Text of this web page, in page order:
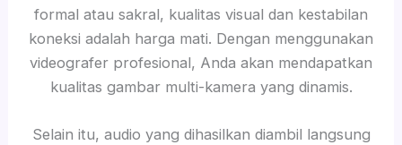
formal atau sakral, kualitas visual dan kestabilan
koneksi adalah harga mati. Dengan menggunakan
videografer profesional, Anda akan mendapatkan
kualitas gambar multi-kamera yang dinamis.
Selain itu, audio yang dihasilkan diambil langsung